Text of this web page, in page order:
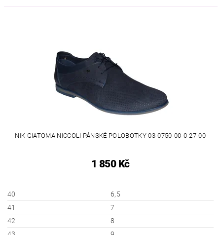
NIK GIATOMA NICCOLI PÁNSKÉ POLOBOTKY 03-0750-00-0-27-00
1 850 Kč
40
6,5
41
7
42
8